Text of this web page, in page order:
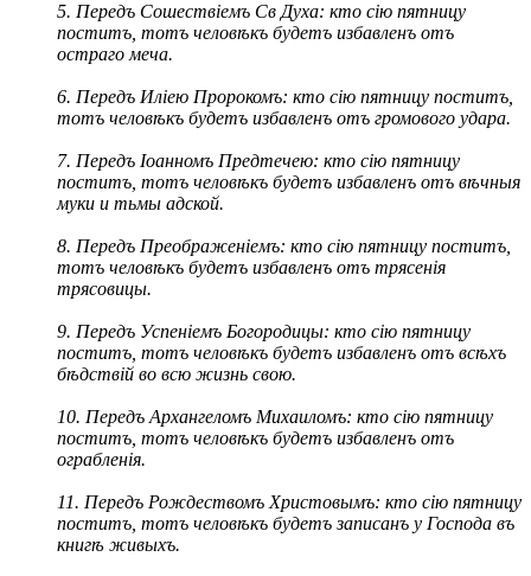
5. Передъ Сошествіемъ Св Духа: кто сію пятницу
поститъ, тотъ человѣкъ будетъ избавленъ отъ
остраго меча.
6. Передъ Иліею Пророкомъ: кто сію пятницу поститъ,
тотъ человѣкъ будетъ избавленъ отъ громового удара.
7. Передъ Іоанномъ Предтечею: кто сію пятницу
поститъ, тотъ человѣкъ будетъ избавленъ отъ вѣчныя
муки и тьмы адской.
8. Передъ Преображеніемъ: кто сію пятницу поститъ,
тотъ человѣкъ будетъ избавленъ отъ трясенія
трясовицы.
9. Передъ Успеніемъ Богородицы: кто сію пятницу
поститъ, тотъ человѣкъ будетъ избавленъ отъ всѣхъ
бѣдствій во всю жизнь свою.
10. Передъ Архангеломъ Михаиломъ: кто сію пятницу
поститъ, тотъ человѣкъ будетъ избавленъ отъ
ограбленія.
11. Передъ Рождествомъ Христовымъ: кто сію пятницу
поститъ, тотъ человѣкъ будетъ записанъ у Господа въ
книгѣ живыхъ.